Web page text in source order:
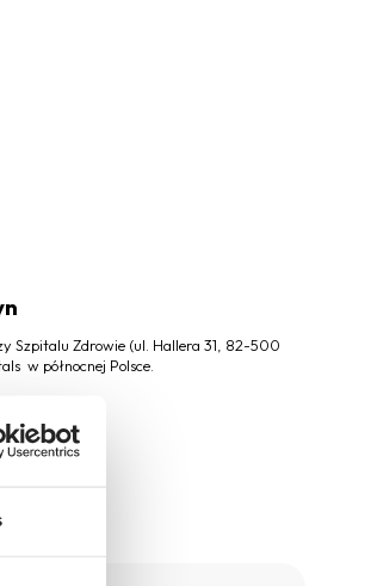
Szpitalu Zdrowie (ul. Hallera 31, 82-500
w północnej Polsce.